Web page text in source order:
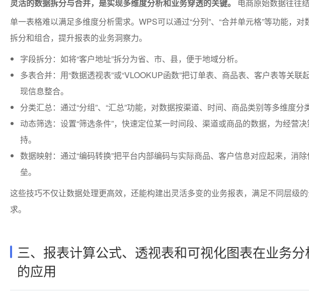
灵活的数据拆分与合并，是实现多维度分析和业务穿透的关键。
电商原始数据往往
单一表格难以满足多维度分析需求。WPS可以通过“分列”、“合并单元格”等功能，对
拆分和组合，提升报表的业务洞察力。
字段拆分：如将“客户地址”拆分为省、市、县，便于地域分析。
多表合并：用“数据透视表”或“VLOOKUP函数”把订单表、商品表、客户表等关联
现信息整合。
分类汇总：通过“分组”、“汇总”功能，对数据按渠道、时间、商品类别等多维度分
动态筛选：设置“筛选条件”，快速定位某一时间段、渠道或商品的数据，为经营
持。
数据映射：通过“编码转换”把平台内部编码与实际商品、客户信息对应起来，消
垒。
这些技巧不仅让数据处理更高效，还能构建出灵活多变的业务报表，满足不同层级
求。
三、报表计算公式、透视表和可视化图表在业务分
的应用